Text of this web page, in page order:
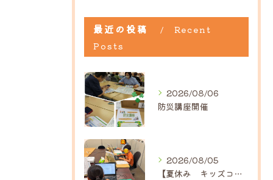
最近の投稿
Recent
Posts
2026/08/06
防災講座開催
2026/08/05
【夏休み キッズコース】｜ひだまり近江八幡教室